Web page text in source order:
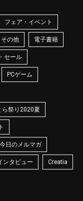
フェア・イベント
その他 電子書籍
セール
PCゲーム
ら祭り2020夏
今日のメルマガ
ンタビュー Creatia